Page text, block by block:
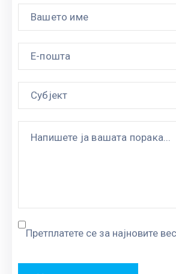
Претплатете се за најновите